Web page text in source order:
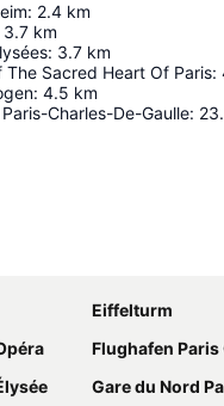
: 2.4 km
3.7 km
: 3.7 km
The Sacred Heart Of Paris:
: 4.5 km
Charles-De-Gaulle:
Eiffelturm
Flughafen Paris
Gare du Nord